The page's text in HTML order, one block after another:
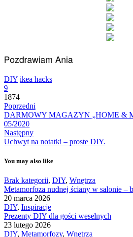
Pozdrawiam Ania
DIY ikea hacks
9
1874
Poprzedni
DARMOWY MAGAZYN „HOME &
05/2020
Następny
Uchwyt na notatki – proste DIY.
You may also like
Brak kategorii, DIY, Wnętrza
Metamorfoza nudnej ściany w salonie –
20 marca 2026
DIY, Inspiracje
Prezenty DIY dla gości weselnych
23 lutego 2026
DIY, Metamorfozy, Wnętrza